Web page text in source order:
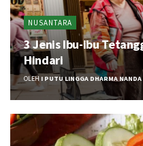
NUSANTARA
3 Jenis Ibu-ibu
Hindari
OLEH I PUTU LINGGA DHARMA NANDA